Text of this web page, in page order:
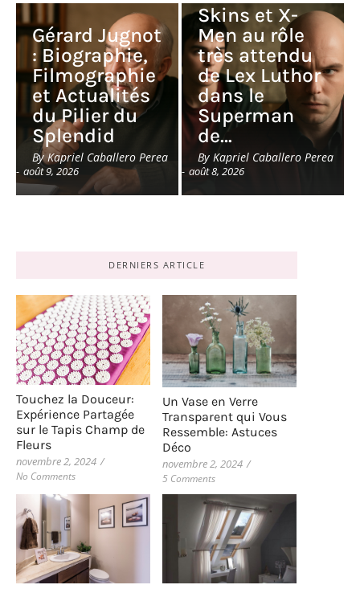
Gérard Jugnot
: Biographie,
Filmographie
et Actualités
du Pilier du
Splendid
By Kapriel Caballero Perea
- août 9, 2026
Skins et X-
Men au rôle
très attendu
de Lex Luthor
dans le
Superman
de…
By Kapriel Caballero Perea
- août 8, 2026
DERNIERS ARTICLE
Touchez la Douceur:
Expérience Partagée
sur le Tapis Champ de
Fleurs
novembre 2, 2024 /
No Comments
Un Vase en Verre
Transparent qui Vous
Ressemble: Astuces
Déco
novembre 2, 2024 /
5 Comments